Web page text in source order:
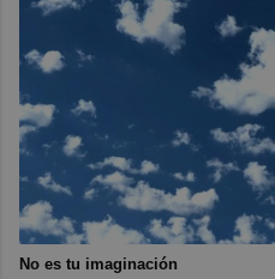
No es tu imaginación